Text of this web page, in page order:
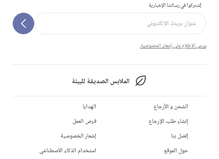
إشتركوا في رسالتنا الإخبارية
يرجى الاطلاع على إشعار الخصوصية.
الملابس الصديقة للبيئة
الشحن و الأرجاع
إنشاء طلب الإرجاع
إتصل بنا
حول الموقع
الهدايا
فرص العمل
إشعار الخصوصية
استخدام الذكاء الاصطناعي